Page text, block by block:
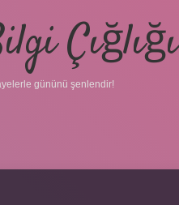
Çığlığı
gününü şenlendir!